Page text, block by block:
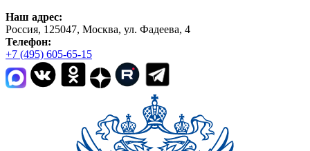
Наш адрес:
Россия, 125047, Москва, ул. Фадеева, 4
Телефон:
+7 (495) 605-65-15